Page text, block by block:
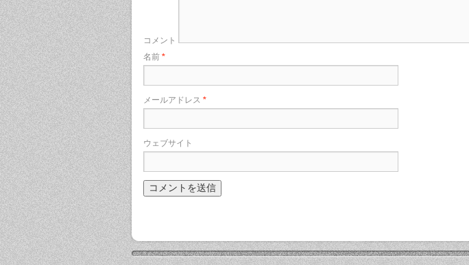
コメント
名前 *
メールアドレス *
ウェブサイト